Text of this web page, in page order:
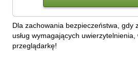
Dla zachowania bezpieczeństwa, gdy
usług wymagających
przeglądarkę!